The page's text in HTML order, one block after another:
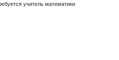
учитель математики